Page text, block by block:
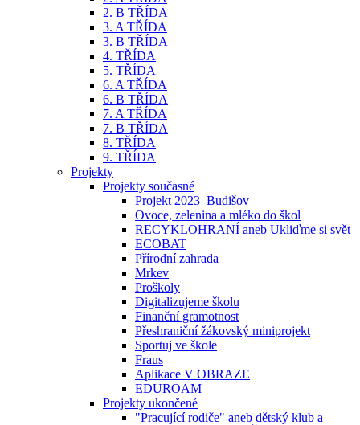
2. B TŘÍDA
3. A TŘÍDA
3. B TŘÍDA
4. TŘÍDA
5. TŘÍDA
6. A TŘÍDA
6. B TŘÍDA
7. A TŘÍDA
7. B TŘÍDA
8. TŘÍDA
9. TŘÍDA
Projekty
Projekty současné
Projekt 2023_Budišov
Ovoce, zelenina a mléko do škol
RECYKLOHRANÍ aneb Ukliďme si svět
ECOBAT
Přírodní zahrada
Mrkev
Proškoly
Digitalizujeme školu
Finanční gramotnost
Přeshraniční žákovský miniprojekt
Sportuj ve škole
Fraus
Aplikace V OBRAZE
EDUROAM
Projekty ukončené
"Pracující rodiče" aneb dětský klub a